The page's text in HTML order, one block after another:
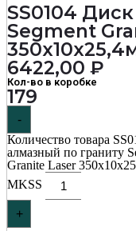
SS0104
Segment
6422,00 ₽
Кол-во в коробке
179
-
Количество товара
алмазный по граниту
Granite Laser
MKSS
+